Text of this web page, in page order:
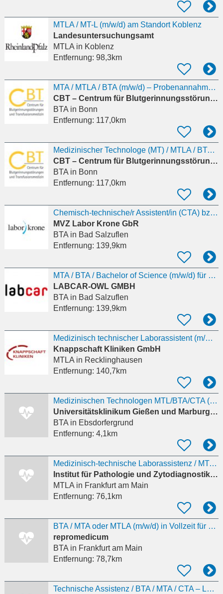
MTLA / MT-L (m/w/d) am Standort Koblenz
Landesuntersuchungsamt
MTLAin Koblenz
Entfernung: 98,3km
MTA / MTLA / BTA (m/w/d) – Probenannahme, Bonn
CBT – Centrum für Blutgerinnungsstörungen und Transfusionsmedizin
BTAin Bonn
Entfernung: 117,0km
Medizinischer Technologe (MT) / MTLA / BTA (m/w/d) – Diagnostik-Labor (HPLC- Erfahrung
CBT – Centrum für Blutgerinnungsstörungen und Transfusionsmedizin
BTAin Bonn
Entfernung: 117,0km
Chemisch-technische/r Assistent/in (CTA) bzw. BTA, MTA oder B.Sc. Naturwissenschaften (m/w/d)
MVZ Labor Krone GbR
BTAin Bad Salzuflen
Entfernung: 139,9km
MTA / BTA / Bachelor of Science (m/w/d) für die Labordiagnostik im Bereich Molekularbiologie
LABCAR-OWL GMBH
BTAin Bad Salzuflen
Entfernung: 139,9km
Medizinisch technischer Laborassistent (m/w/d)
Knappschaft Kliniken GmbH
MTLAin Recklinghausen
Entfernung: 140,7km
Medizinischen Technologen MTL/BTA/CTA (m/w/d)
Universitätsklinikum Gießen und Marburg GmbH
BTAin Ebsdorfergrund
Entfernung: 4,1km
Medizinisch-technische Laborassistenz / MTA / MTLA / MFA (w/m/d) Vollzeit / Teilzeit
Institut für Pathologie und Zytodiagnostik Main-Taunus
MTLAin Frankfurt am Main
Entfernung: 76,1km
BTA / MTA oder MTLA (m/w/d) in Vollzeit für unser IVF-, Andrologie-, Kryo- und Hormonlabor
repromedicum
BTAin Frankfurt am Main
Entfernung: 78,7km
Technische Assistenz / BTA / MTA / CTA – Labor für Molekulare Hämatologie und Leukämieforschung